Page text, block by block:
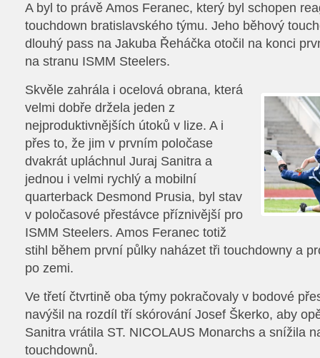
A byl to právě Amos Feranec, který byl schopen
touchdown bratislavského týmu. Jeho běhový
dlouhý pass na Jakuba Řeháčka otočil na konci
na stranu ISMM Steelers.
Skvěle zahrála i ocelová obrana, která
velmi dobře držela jeden z
nejproduktivnějších útoků v lize. A i
přes to, že jim v prvním poločase
dvakrát upláchnul Juraj Sanitra a
jednou i velmi rychlý a mobilní
quarterback Desmond Prusia, byl stav
v poločasové přestávce příznivější pro
ISMM Steelers. Amos Feranec totiž
stihl během první půlky naházet tři touchdowny a
po zemi.
Ve třetí čtvrtině oba týmy pokračovaly v bodové
navýšil na rozdíl tří skórování Josef Škerko, aby
Sanitra vrátila ST. NICOLAUS Monarchs a snížila
touchdownů.